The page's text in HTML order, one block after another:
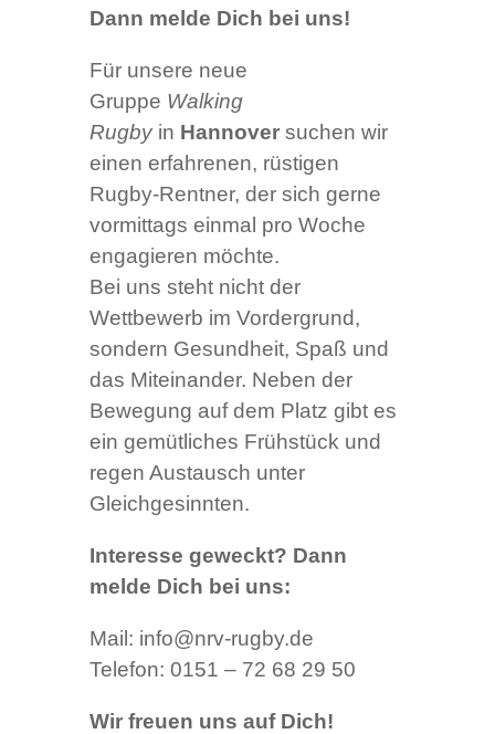
Dann melde Dich bei uns!
Für unsere neue
Gruppe Walking
Rugbyin Hannoversuchen wir
einen erfahrenen, rüstigen
Rugby-Rentner, der sich gerne
vormittags einmal pro Woche
engagieren möchte.
Bei uns steht nicht der
Wettbewerb im Vordergrund,
sondern Gesundheit, Spaß und
das Miteinander. Neben der
Bewegung auf dem Platz gibt es
ein gemütliches Frühstück und
regen Austausch unter
Gleichgesinnten.
Interesse geweckt? Dann
melde Dich bei uns:
Mail: info@nrv-rugby.de
Telefon: 0151 – 72 68 29 50
Wir freuen uns auf Dich!